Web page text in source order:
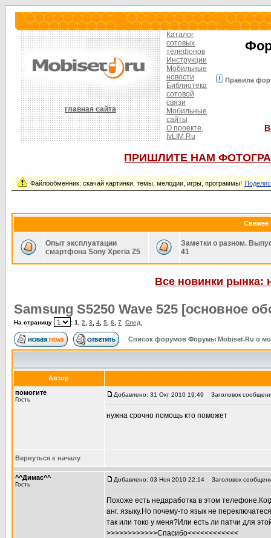
главная сайта
Каталог
сотовых
телефонов
Инструкции
Мобильные
новости
Библиотека
сотовой
связи
Мобильные
сайты
О проекте,
IvLIM.Ru
Правила
ПРИШЛИТЕ НАМ
Файлообменник: скачай картинки, темы, мелодии, игры, программы!
Свежее
Опыт эксплуатации
смартфона Sony Xperia Z5
Заметки о разном.
41
Все новинки рынка:
Samsung S5250 Wave 525 [основное
На страницу : 1 2 3 4 5 6 7 След.
Список форумов Форумы Mobiset.Ru о
Автор
помогите
Гость
Добавлено: 31 Окт 2010 19:49 Заголовок
нужна срочно помощь кто поможет
Вернуться к началу
^^Димас^^
Гость
Добавлено: 03 Ноя 2010 22:14 Заголовок
Похоже есть недаработка в этом
анг. языку.Но почему-то язык не
так или токо у меня?Или есть ли патчи для
>>>>>>>>>>>>Спасибо<<<<<<<<<<<<